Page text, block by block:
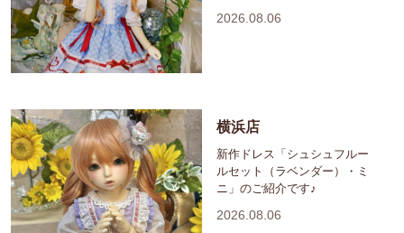
2026.08.06
横浜店
新作ドレス「シュシュフルー
ルセット（ラベンダー）・ミ
ニ」のご紹介です♪
2026.08.06